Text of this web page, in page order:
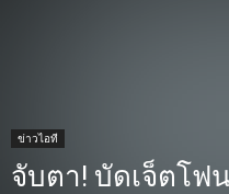
ข่าวไอที
จับตา! บัดเจ็ตโฟ